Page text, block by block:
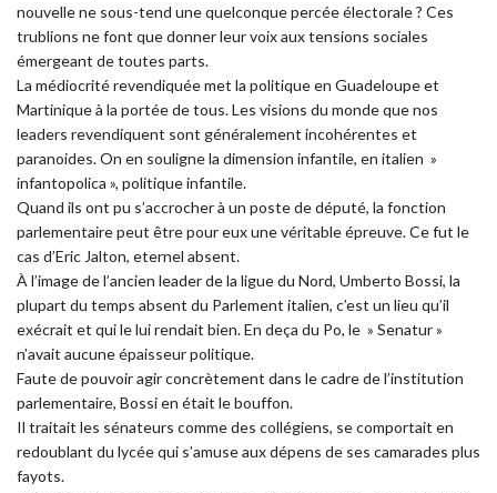
nouvelle ne sous-tend une quelconque percée électorale ? Ces
trublions ne font que donner leur voix aux tensions sociales
émergeant de toutes parts.
La médiocrité revendiquée met la politique en Guadeloupe et
Martinique à la portée de tous. Les visions du monde que nos
leaders revendiquent sont généralement incohérentes et
paranoides. On en souligne la dimension infantile, en italien »
infantopolica », politique infantile.
Quand ils ont pu s’accrocher à un poste de député, la fonction
parlementaire peut être pour eux une véritable épreuve. Ce fut le
cas d’Eric Jalton, eternel absent.
À l’image de l’ancien leader de la ligue du Nord, Umberto Bossi, la
plupart du temps absent du Parlement italien, c’est un lieu qu’il
exécrait et qui le lui rendait bien. En deça du Po, le » Senatur »
n’avait aucune épaisseur politique.
Faute de pouvoir agir concrètement dans le cadre de l’institution
parlementaire, Bossi en était le bouffon.
Il traitait les sénateurs comme des collégiens, se comportait en
redoublant du lycée qui s’amuse aux dépens de ses camarades plus
fayots.